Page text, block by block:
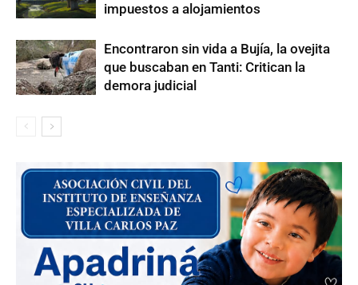
impuestos a alojamientos
Encontraron sin vida a Bujía, la ovejita
que buscaban en Tanti: Critican la
demora judicial